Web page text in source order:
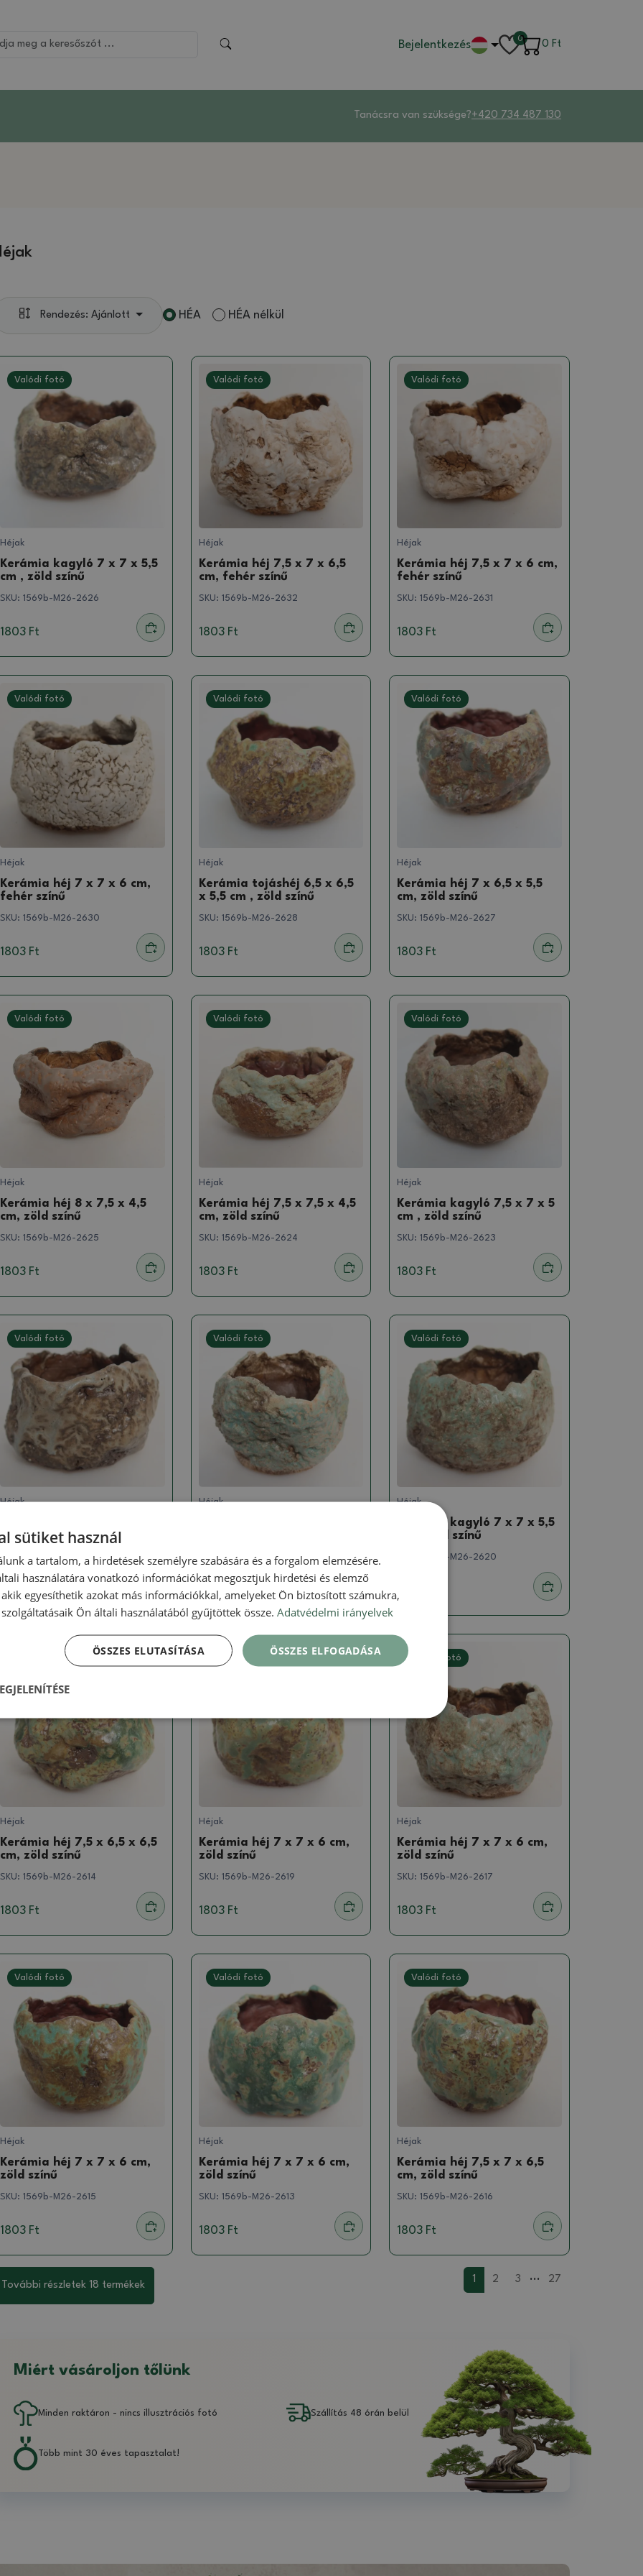
Bejelentkezés 0
0 Ft
Tanácsra van szüksége?+420 734 487 130
Rendezés: Ajánlott HÉA HÉA nélkül
Valódi fotó
Héjak
Kerámia kagyló 7 x 7 x 5,5
cm , zöld színű
SKU: 1569b-M26-2626
1803 Ft
Valódi fotó
Héjak
Kerámia héj 7,5 x 7 x 6,5
cm, fehér színű
SKU: 1569b-M26-2632
1803 Ft
Valódi fotó
Héjak
Kerámia héj 7,5 x 7 x 6 cm,
fehér színű
SKU:1569b-M26-2631
1803 Ft
Valódi fotó
Héjak
Kerámia héj 7 x 7 x 6 cm,
fehér színű
SKU: 1569b-M26-2630
1803 Ft
Valódi fotó
Héjak
Kerámia tojáshéj 6,5 x 6,5
x 5,5 cm , zöld színű
SKU: 1569b-M26-2628
1803 Ft
Valódi fotó
Héjak
Kerámia héj 7 x 6,5 x 5,5
cm, zöld színű
SKU:1569b-M26-2627
1803 Ft
Valódi fotó
Héjak
Kerámia héj 8 x 7,5 x 4,5
cm, zöld színű
SKU: 1569b-M26-2625
1803 Ft
Valódi fotó
Héjak
Kerámia héj 7,5 x 7,5 x 4,5
cm, zöld színű
SKU: 1569b-M26-2624
1803 Ft
Valódi fotó
Héjak
Kerámia kagyló 7,5 x 7 x 5
cm , zöld színű
SKU:1569b-M26-2623
1803 Ft
Valódi fotó
Héjak
cm , zöld színű
SKU:1569b-M26-2622
1803 Ft
Valódi fotó
Héjak
SKU: 1569b-M26-2621
1803 Ft
Valódi fotó
Héjak
Kerámia kagyló 7 x 7 x 5,5
cm , zöld színű
1569b-M26-2620
Héjak
Kerámia héj 7,5 x 6,5 x 6,5
cm, zöld színű
SKU: 1569b-M26-2614
1803 Ft
Valódi fotó
Héjak
Kerámia héj 7 x 7 x 6 cm,
zöld színű
SKU: 1569b-M26-2619
1803 Ft
Valódi fotó
Héjak
Kerámia héj 7 x 7 x 6 cm,
zöld színű
SKU:1569b-M26-2617
1803 Ft
Valódi fotó
Héjak
Kerámia héj 7 x 7 x 6 cm,
zöld színű
SKU: 1569b-M26-2615
1803 Ft
Valódi fotó
Héjak
Kerámia héj 7 x 7 x 6 cm,
zöld színű
SKU: 1569b-M26-2613
1803 Ft
Valódi fotó
Héjak
Kerámia héj 7,5 x 7 x 6,5
cm, zöld színű
SKU:1569b-M26-2616
1803 Ft
További részletek 18 termékek
1 2 3 ... 27
Miért vásároljon tőlünk
Minden raktáron - nincs illusztrációs fotó Szállítás 48 órán belül
Több mint 30 éves tapasztalat!
sütiket használ
a tartalom, a hirdetések személyre szabására és a forgalom elemzésére.
használatára vonatkozó információkat megosztjuk hirdetési és elemző
egyesíthetik azokat más információkkal, amelyeket Ön biztosított számukra,
Ön általi használatából gyűjtöttek össze. Adatvédelmi irányelvek
ÖSSZES ELFOGADÁSA
ÖSSZES ELUTASÍTÁSA